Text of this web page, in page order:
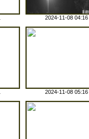
2024-11-08 04:16
2024-11-08 05:16